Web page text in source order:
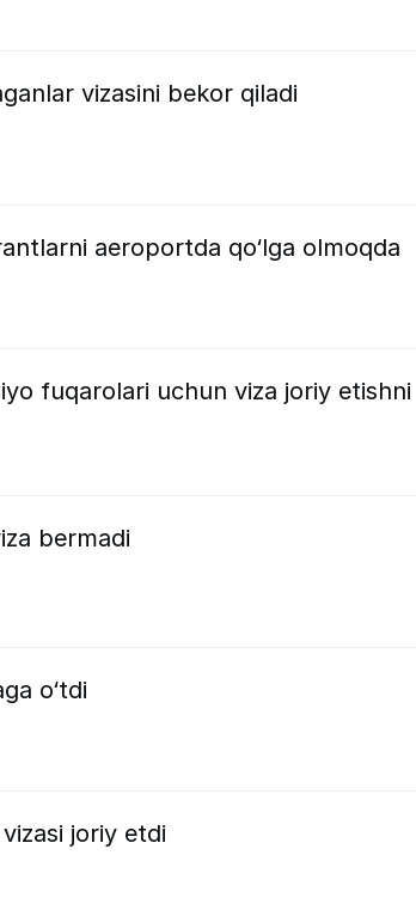
vizasini bekor qiladi
aeroportda qo‘lga olmoqda
fuqarolari uchun viza joriy etishni
bermadi
o‘tdi
joriy etdi